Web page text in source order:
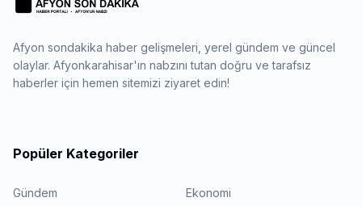
Afyon sondakika haber gelişmeleri, yerel gündem ve güncel
olaylar. Afyonkarahisar'ın nabzını tutan doğru ve tarafsız
haberler için hemen sitemizi ziyaret edin!
Popüler Kategoriler
Gündem Ekonomi